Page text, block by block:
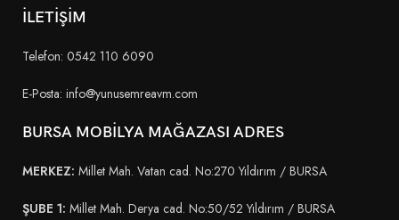
İLETİŞİM
Telefon: 0542 110 6090
E-Posta: info@yunusemreavm.com
BURSA MOBİLYA MAĞAZASI ADRES
MERKEZ: Millet Mah. Vatan cad. No:270 Yıldırım / BURSA
ŞUBE 1: Millet Mah. Derya cad. No:50/52 Yıldırım / BURSA